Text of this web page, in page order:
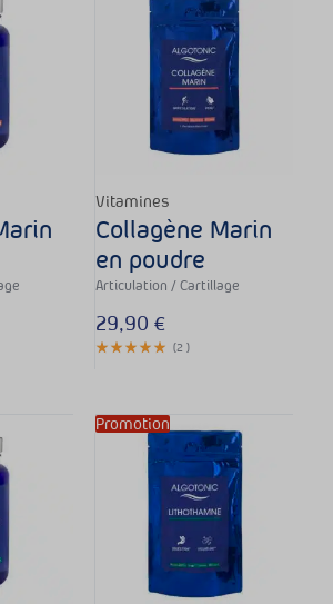
Vitamines
Collagène Marin
en poudre
Articulation / Cartillage
29,90 €
(2 )
Promotion